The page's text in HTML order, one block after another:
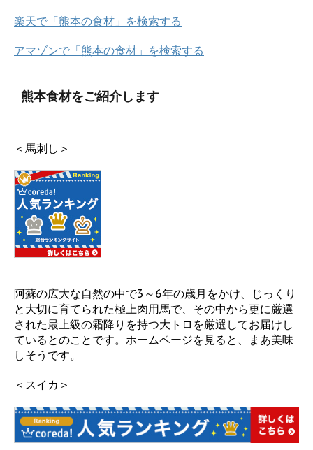
楽天で「熊本の食材」を検索する
アマゾンで「熊本の食材」を検索する
熊本食材をご紹介します
＜馬刺し＞
阿蘇の広大な自然の中で3～6年の歳月をかけ、じっくり
と大切に育てられた極上肉用馬で、その中から更に厳選
された最上級の霜降りを持つ大トロを厳選してお届けし
ているとのことです。ホームページを見ると、まあ美味
しそうです。
＜スイカ＞